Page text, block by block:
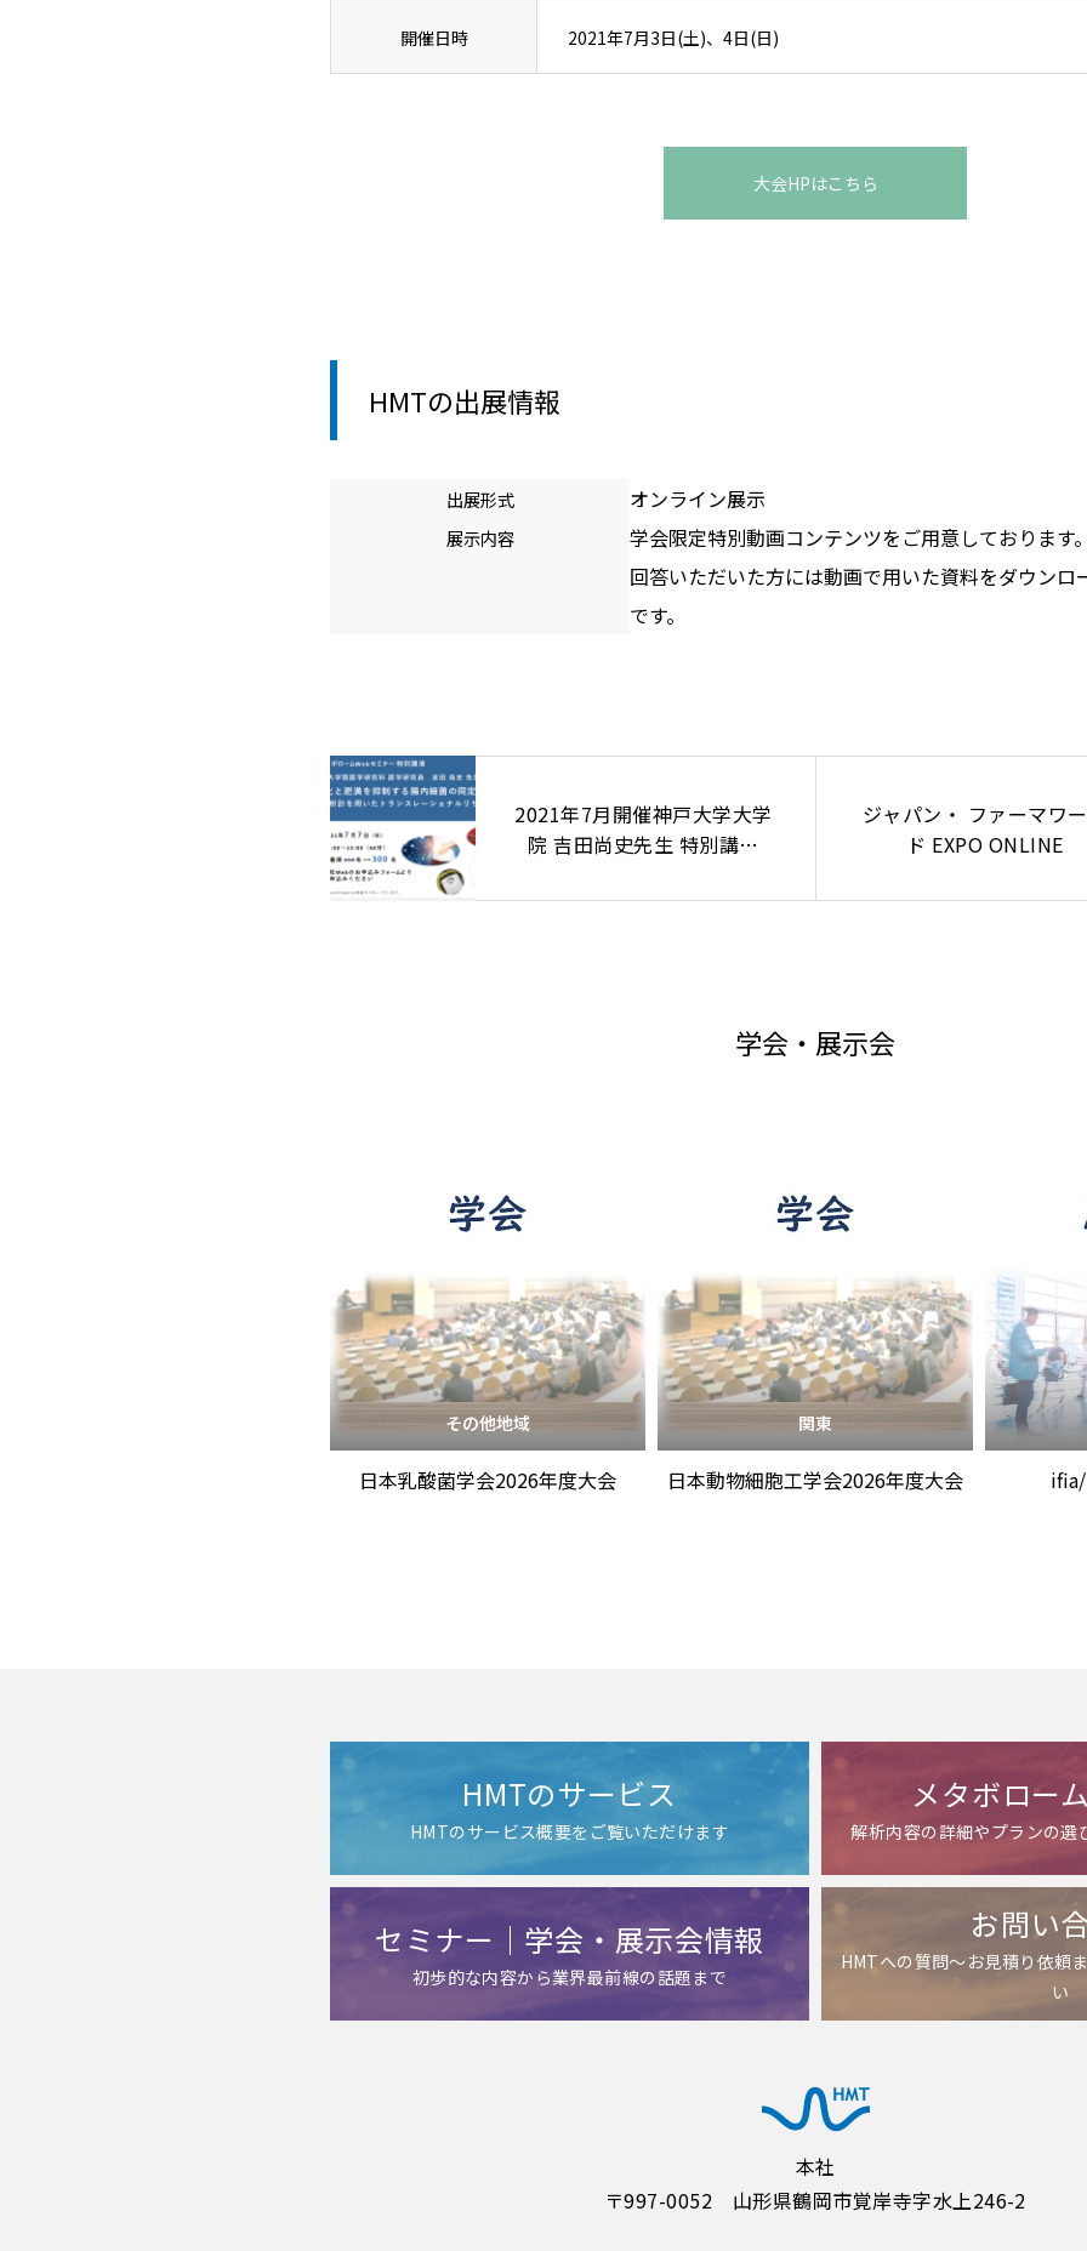
開催日時 2021年7月3日(土)、4日(日)
大会HPはこちら
HMTの出展情報
出展形式 オンライン展示
展示内容
学会限定特別動画コンテンツをご用意しております
回答いただいた方には動画で用いた資料をダウンロ
です。
2021年7月開催神戸大学大学
院 吉田尚史先生 特別講演
腸内細菌の同定―質量分析計
ジャパン・ ファーマワ
ド EXPO ONLINE
学会・展示会
その他地域
日本乳酸菌学会2026年度大会
関東
日本動物細胞工学会2026年度大会 ifia/
HMTのサービス
HMTのサービス概要をご覧いただけます
メタボロー
解析内容の詳細やプランの選
セミナー｜学会・展示会情報
初歩的な内容から業界最前線の話題まで
お問い
HMTへの質問～お見積り依頼
い
本社
〒997-0052 山形県鶴岡市覚岸寺字水上246-2